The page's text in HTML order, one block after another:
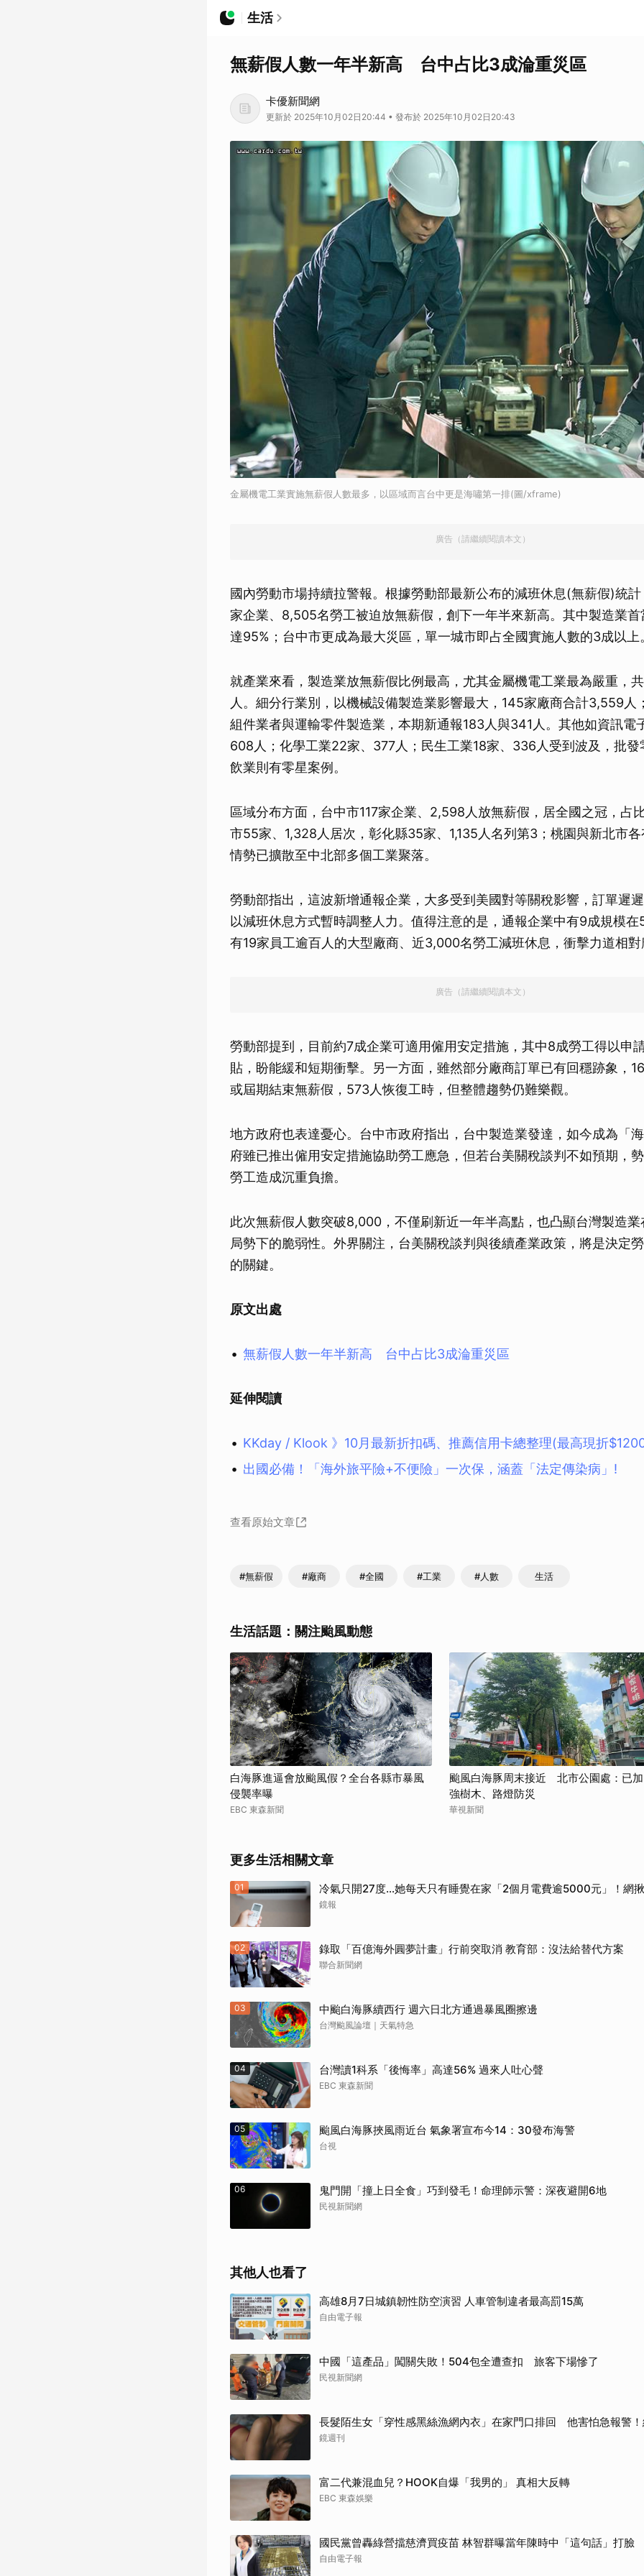
生活
無薪假人數一年半新高 台中占比3成淪重災區
卡優新聞網
更新於 2025年10月02日20:44 • 發布於 2025年10月02日20:43
金屬機電工業實施無薪假人數最多，以區域而言台中更是海嘯第一排(圖/xframe)
廣告（請繼續閱讀本文）
國內勞動市場持續拉警報。根據勞動部最新公布的減班休息(無薪假)統
家企業、8,505名勞工被迫放無薪假，創下一年半來新高。其中製造業
達95%；台中市更成為最大災區，單一城市即占全國實施人數的3成以上
就產業來看，製造業放無薪假比例最高，尤其金屬機電工業最為嚴重，
人。細分行業別，以機械設備製造業影響最大，145家廠商合計3,559人
組件業者與運輸零件製造業，本期新通報183人與341人。其他如資訊電
608人；化學工業22家、377人；民生工業18家、336人受到波及，批發
飲業則有零星案例。
區域分布方面，台中市117家企業、2,598人放無薪假，居全國之冠，占
市55家、1,328人居次，彰化縣35家、1,135人名列第3；桃園與新北市
情勢已擴散至中北部多個工業聚落。
勞動部指出，這波新增通報企業，大多受到美國對等關稅影響，訂單遲
以減班休息方式暫時調整人力。值得注意的是，通報企業中有9成規模
有19家員工逾百人的大型廠商、近3,000名勞工減班休息，衝擊力道相
廣告（請繼續閱讀本文）
勞動部提到，目前約7成企業可適用僱用安定措施，其中8成勞工得以申
貼，盼能緩和短期衝擊。另一方面，雖然部分廠商訂單已有回穩跡象，
或屆期結束無薪假，573人恢復工時，但整體趨勢仍難樂觀。
地方政府也表達憂心。台中市政府指出，台中製造業發達，如今成為「
府雖已推出僱用安定措施協助勞工應急，但若台美關稅談判不如預期，
勞工造成沉重負擔。
此次無薪假人數突破8,000，不僅刷新近一年半高點，也凸顯台灣製造
局勢下的脆弱性。外界關注，台美關稅談判與後續產業政策，將是決定
的關鍵。
原文出處
無薪假人數一年半新高 台中占比3成淪重災區
延伸閱讀
KKday / Klook 》10月最新折扣碼、推薦信用卡總整理(最高現折
出國必備！「海外旅平險+不便險」一次保，涵蓋「法定傳染病」!
查看原始文章
#無薪假 #廠商 #全國 #工業 #人數 生活
生活話題：關注颱風動態
白海豚進逼會放颱風假？全台各縣市暴風
侵襲率曝
EBC 東森新聞
颱風白海豚周末接近 北市公園處：已加
強樹木、路燈防災
華視新聞
更多生活相關文章
01 冷氣只開27度…她每天只有睡覺在家「2個月電費逾5000元」！網
鏡報
02 錄取「百億海外圓夢計畫」行前突取消 教育部：沒法給替代方案
聯合新聞網
03 中颱白海豚續西行 週六日北方通過暴風圈擦邊
台灣颱風論壇｜天氣特急
04 台灣讀1科系「後悔率」高達56% 過來人吐心聲
EBC 東森新聞
05 颱風白海豚挾風雨近台 氣象署宣布今14：30發布海警
台視
06 鬼門開「撞上日全食」巧到發毛！命理師示警：深夜避開6地
民視新聞網
其他人也看了
高雄8月7日城鎮韌性防空演習 人車管制違者最高罰15萬
自由電子報
中國「這產品」闖關失敗！504包全遭查扣 旅客下場慘了
民視新聞網
長髮陌生女「穿性感黑絲漁網內衣」在家門口排回 他害怕急報警
鏡週刊
富二代兼混血兒？HOOK自爆「我男的」 真相大反轉
EBC 東森娛樂
國民黨曾轟綠營擋慈濟買疫苗 林智群曝當年陳時中「這句話」打臉
自由電子報